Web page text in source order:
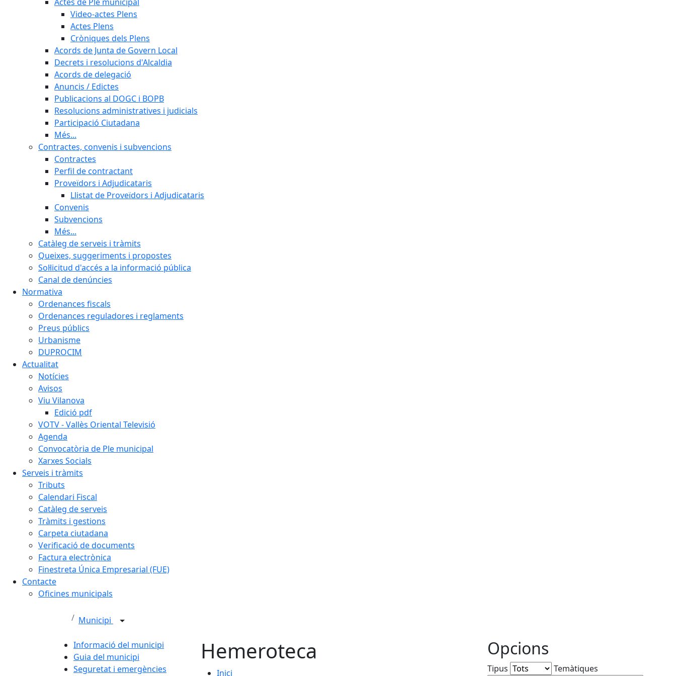
Video-actes Plens
Actes Plens
Cròniques dels Plens
Acords de Junta de Govern Local
Decrets i resolucions d'Alcaldia
Acords de delegació
Anuncis / Edictes
Publicacions al DOGC i BOPB
Resolucions administratives i judicials
Participació Ciutadana
Més...
Contractes, convenis i subvencions
Contractes
Perfil de contractant
Proveïdors i Adjudicataris
Llistat de Proveïdors i Adjudicataris
Convenis
Subvencions
Més...
Catàleg de serveis i tràmits
Queixes, suggeriments i propostes
Sol·licitud d'accés a la informació pública
Canal de denúncies
Normativa
Ordenances fiscals
Ordenances reguladores i reglaments
Preus públics
Urbanisme
DUPROCIM
Actualitat
Notícies
Avisos
Viu Vilanova
Edició pdf
VOTV - Vallès Oriental Televisió
Agenda
Convocatòria de Ple municipal
Xarxes Socials
Serveis i tràmits
Tributs
Calendari Fiscal
Catàleg de serveis
Tràmits i gestions
Carpeta ciutadana
Verificació de documents
Factura electrònica
Finestreta Única Empresarial (FUE)
Contacte
Oficines municipals
Municipi
Informació del municipi
Guia del municipi
Seguretat i emergències
Hemeroteca
Inici
Opcions
Tipus Temàtiques